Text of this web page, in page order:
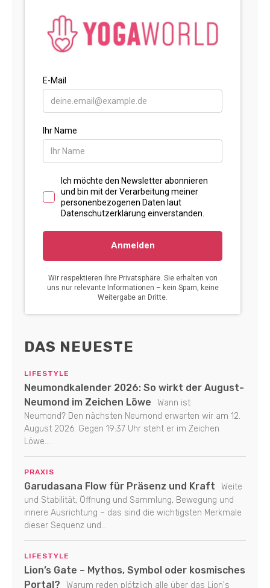
DAS NEUESTE
LIFESTYLE
Neumondkalender 2026: So wirkt der August-
Neumond im Zeichen Löwe
Wann ist
Neumond? Den nächsten Neumond erwarten wir am 12.
August 2026. Gegen 19:37 Uhr steht er im Zeichen
Löwe....
PRAXIS
Garudasana Flow für Präsenz und Kraft
Weite
und Stabilität, Öffnung und Sammlung, Bewegung und
innere Ausrichtung – das sind die wichtigsten Merkmale
dieser Sequenz und...
LIFESTYLE
Lion’s Gate – Mythos, Symbol oder kosmisches
Portal?
Warum reden plötzlich alle über das Lion's